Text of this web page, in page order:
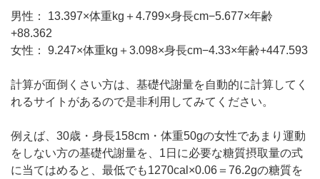
男性： 13.397×体重kg＋4.799×身長cm−5.677×年齢
+88.362
女性： 9.247×体重kg＋3.098×身長cm−4.33×年齢+447.593
計算が面倒くさい方は、基礎代謝量を自動的に計算してく
れるサイトがあるので是非利用してみてください。
例えば、30歳・身長158cm・体重50gの女性であまり運動
をしない方の基礎代謝量を、1日に必要な糖質摂取量の式
に当てはめると、最低でも1270cal×0.06＝76.2gの糖質を